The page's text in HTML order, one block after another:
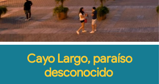
Cayo Largo, paraíso
desconocido